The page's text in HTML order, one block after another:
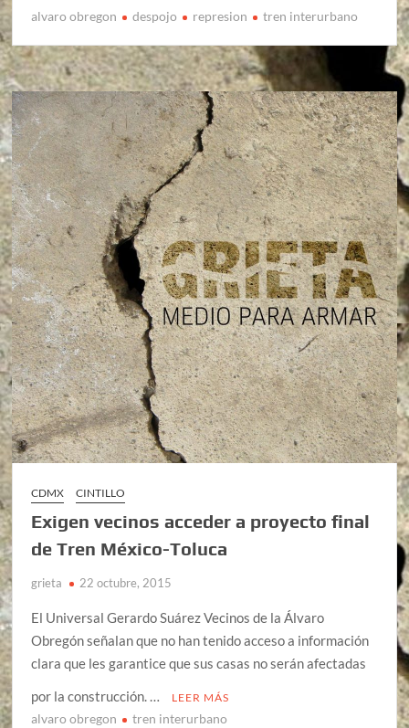
alvaro obregon despojo represion tren interurbano
CDMX CINTILLO
Exigen vecinos acceder a proyecto final
de Tren México-Toluca
grieta 22 octubre, 2015
El Universal Gerardo Suárez Vecinos de la Álvaro
Obregón señalan que no han tenido acceso a información
clara que les garantice que sus casas no serán afectadas
por la construcción. …
LEER MÁS
alvaro obregon tren interurbano